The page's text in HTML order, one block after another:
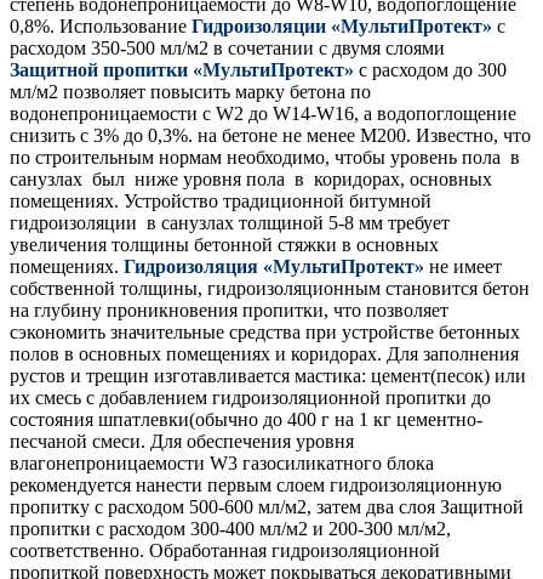
степень водонепроницаемости до W8-W10, водопоглощение
0,8%. Использование Гидроизоляции «МультиПротект» с
расходом 350-500 мл/м2 в сочетании с двумя слоями
Защитной пропитки «МультиПротект» с расходом до 300
мл/м2 позволяет повысить марку бетона по
водонепроницаемости с W2 до W14-W16, а водопоглощение
снизить с 3% до 0,3%. на бетоне не менее М200. Известно, что
по строительным нормам необходимо, чтобы уровень пола в
санузлах был ниже уровня пола в коридорах, основных
помещениях. Устройство традиционной битумной
гидроизоляции в санузлах толщиной 5-8 мм требует
увеличения толщины бетонной стяжки в основных
помещениях. Гидроизоляция «МультиПротект» не имеет
собственной толщины, гидроизоляционным становится бетон
на глубину проникновения пропитки, что позволяет
сэкономить значительные средства при устройстве бетонных
полов в основных помещениях и коридорах. Для заполнения
рустов и трещин изготавливается мастика: цемент(песок) или
их смесь с добавлением гидроизоляционной пропитки до
состояния шпатлевки(обычно до 400 г на 1 кг цементно-
песчаной смеси. Для обеспечения уровня
влагонепроницаемости W3 газосиликатного блока
рекомендуется нанести первым слоем гидроизоляционную
пропитку с расходом 500-600 мл/м2, затем два слоя Защитной
пропитки с расходом 300-400 мл/м2 и 200-300 мл/м2,
соответственно. Обработанная гидроизоляционной
пропиткой поверхность может покрываться декоративными